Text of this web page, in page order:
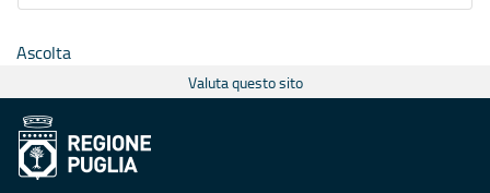
Ascolta
Valuta questo sito